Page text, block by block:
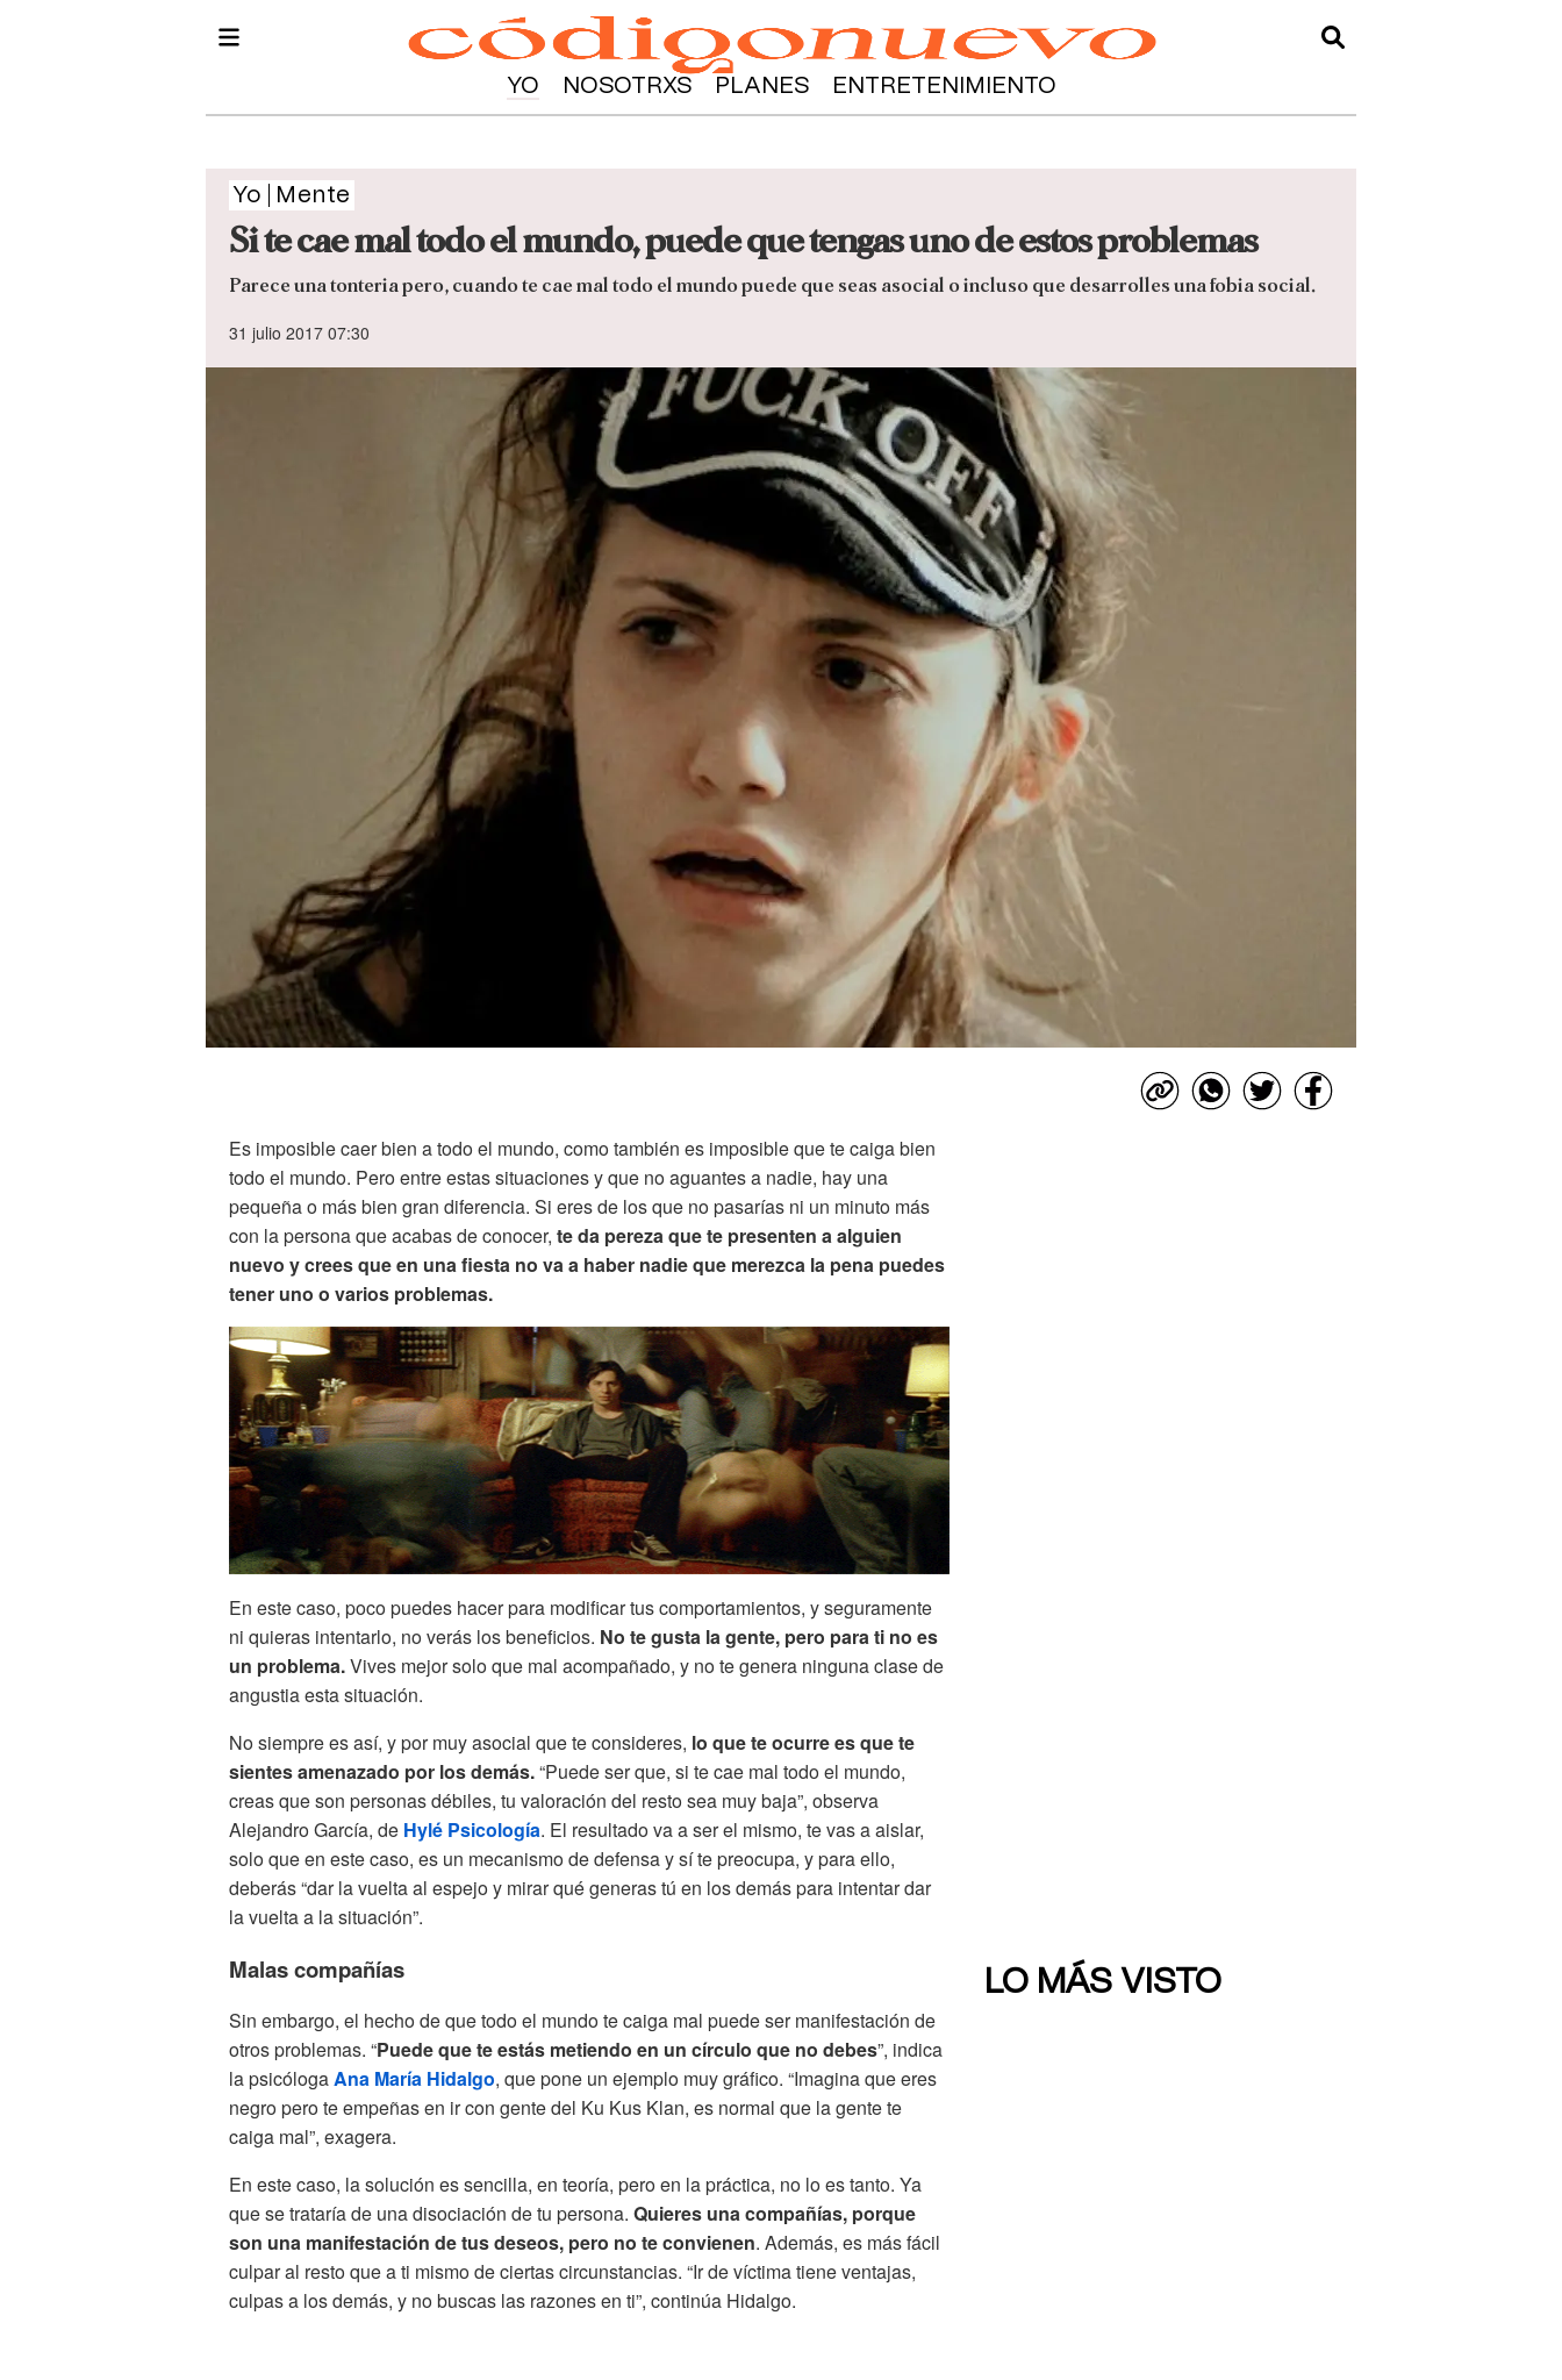
YO NOSOTRXS PLANES ENTRETENIMIENTO
Yo Mente
Si te cae mal todo el mundo, puede que tengas uno de estos problemas
Parece una tonteria pero, cuando te cae mal todo el mundo puede que seas asocial o incluso que desarrolles una fobia social.
31 julio 2017 07:30
Es imposible caer bien a todo el mundo, como también es imposible que te caiga bien
todo el mundo. Pero entre estas situaciones y que no aguantes a nadie, hay una
pequeña o más bien gran diferencia. Si eres de los que no pasarías ni un minuto más
con la persona que acabas de conocer, te da pereza que te presenten a alguien
nuevo y crees que en una fiesta no va a haber nadie que merezca la pena puedes
tener uno o varios problemas.
En este caso, poco puedes hacer para modificar tus comportamientos, y seguramente
ni quieras intentarlo, no verás los beneficios. No te gusta la gente, pero para ti no es
un problema.Vives mejor solo que mal acompañado, y no te genera ninguna clase de
angustia esta situación.
No siempre es así, y por muy asocial que te consideres, lo que te ocurre es que te
sientes amenazado por los demás.“Puede ser que, si te cae mal todo el mundo,
creas que son personas débiles, tu valoración del resto sea muy baja”, observa
Alejandro García, de Hylé Psicología. El resultado va a ser el mismo, te vas a aislar,
solo que en este caso, es un mecanismo de defensa y sí te preocupa, y para ello,
deberás “dar la vuelta al espejo y mirar qué generas tú en los demás para intentar dar
la vuelta a la situación”.
Malas compañías
Sin embargo, el hecho de que todo el mundo te caiga mal puede ser manifestación de
otros problemas. “Puede que te estás metiendo en un círculo que no debes”, indica
la psicólogaAna María Hidalgo, que pone un ejemplo muy gráfico. “Imagina que eres
negro pero te empeñas en ir con gente del Ku Kus Klan, es normal que la gente te
caiga mal”, exagera.
En este caso, la solución es sencilla, en teoría, pero en la práctica, no lo es tanto. Ya
que se trataría de una disociación de tu persona. Quieres una compañías, porque
son una manifestación de tus deseos, pero no te convienen. Además, es más fácil
culpar al resto que a ti mismo de ciertas circunstancias. “Ir de víctima tiene ventajas,
culpas a los demás, y no buscas las razones en ti”, continúa Hidalgo.
LO MÁS VISTO